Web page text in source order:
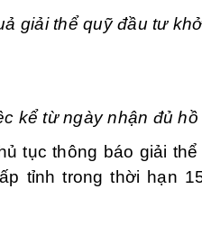
giải thể quỹ đầu tư
kể từ ngày nhận đủ hồ
tục thông báo giải
tỉnh trong thời hạn